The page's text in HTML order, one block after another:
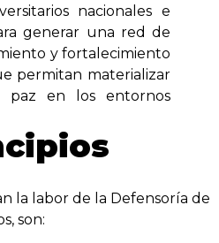
nacionales e
generar una red de
y fortalecimiento
permitan materializar
en los entornos
la labor de la Defensoría de
son: